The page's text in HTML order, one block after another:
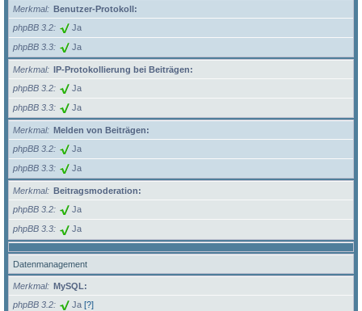
Merkmal
Benutzer-Protokoll:
phpBB 3.2
Ja
phpBB 3.3 Ja
Merkmal
IP-Protokollierung bei Beiträgen:
phpBB 3.2
Ja
phpBB 3.3 Ja
Merkmal
Melden von Beiträgen:
phpBB 3.2
Ja
phpBB 3.3 Ja
Merkmal
Beitragsmoderation:
phpBB 3.2
Ja
phpBB 3.3 Ja
Datenmanagement
Merkmal
MySQL:
phpBB 3.2
Ja [?]